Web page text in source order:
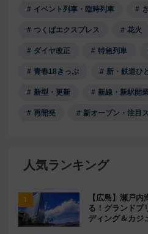
イベント列車・臨時列車
つくばエクスプレス 花火
ダイヤ改正 特急列車
青春18きっぷ 新・鉄道ひ
新型・更新 新線・新駅開
再開発 新オープン・注目
人気ランキング
【広島】瀬戸
る！グランドプ
ディング＆カジ